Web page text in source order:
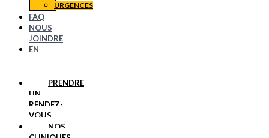
URGENCES
FAQ
NOUS
JOINDRE
EN
PRENDRE
UN
RENDEZ-
VOUS
NOS